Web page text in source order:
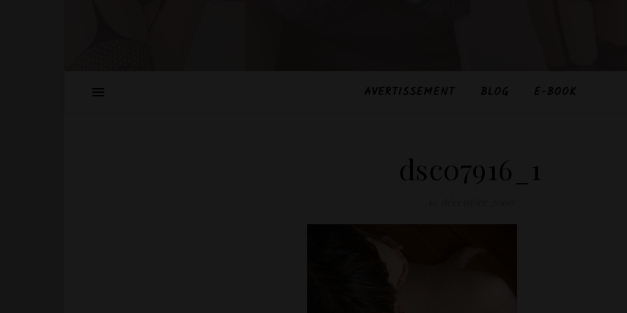
AVERTISSEMENT BLOG E-BOOK
dsc07916_1